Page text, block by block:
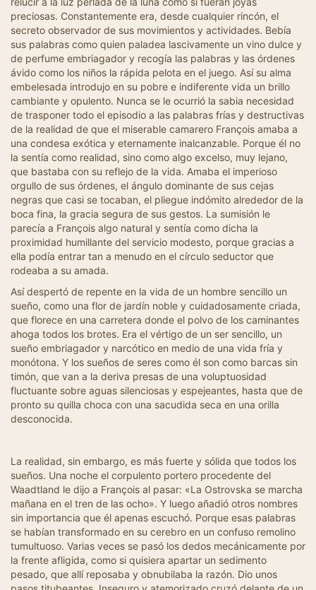
preciosas. Constantemente era, desde cualquier rincón, el
secreto observador de sus movimientos y actividades. Bebía
sus palabras como quien paladea lascivamente un vino dulce y
de perfume embriagador y recogía las palabras y las órdenes
ávido como los niños la rápida pelota en el juego. Así su alma
embelesada introdujo en su pobre e indiferente vida un brillo
cambiante y opulento. Nunca se le ocurrió la sabia necesidad
de trasponer todo el episodio a las palabras frías y destructivas
de la realidad de que el miserable camarero François amaba a
una condesa exótica y eternamente inalcanzable. Porque él no
la sentía como realidad, sino como algo excelso, muy lejano,
que bastaba con su reflejo de la vida. Amaba el imperioso
orgullo de sus órdenes, el ángulo dominante de sus cejas
negras que casi se tocaban, el pliegue indómito alrededor de la
boca fina, la gracia segura de sus gestos. La sumisión le
parecía a François algo natural y sentía como dicha la
proximidad humillante del servicio modesto, porque gracias a
ella podía entrar tan a menudo en el círculo seductor que
rodeaba a su amada.
Así despertó de repente en la vida de un hombre sencillo un
sueño, como una flor de jardín noble y cuidadosamente criada,
que florece en una carretera donde el polvo de los caminantes
ahoga todos los brotes. Era el vértigo de un ser sencillo, un
sueño embriagador y narcótico en medio de una vida fría y
monótona. Y los sueños de seres como él son como barcas sin
timón, que van a la deriva presas de una voluptuosidad
fluctuante sobre aguas silenciosas y espejeantes, hasta que de
pronto su quilla choca con una sacudida seca en una orilla
desconocida.
La realidad, sin embargo, es más fuerte y sólida que todos los
sueños. Una noche el corpulento portero procedente del
Waadtland le dijo a François al pasar: «La Ostrovska se marcha
mañana en el tren de las ocho». Y luego añadió otros nombres
sin importancia que él apenas escuchó. Porque esas palabras
se habían transformado en su cerebro en un confuso remolino
tumultuoso. Varias veces se pasó los dedos mecánicamente por
la frente afligida, como si quisiera apartar un sedimento
pesado, que allí reposaba y obnubilaba la razón. Dio unos